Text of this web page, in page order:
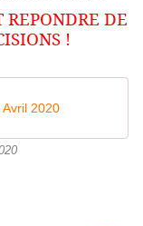
REPONDRE DE
!
2020